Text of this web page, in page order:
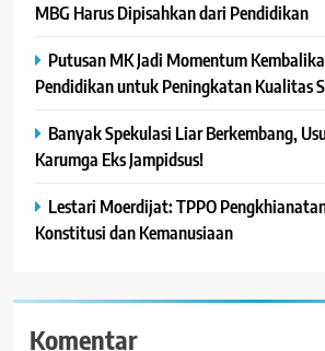
MBG Harus Dipisahkan dari Pendidikan
Putusan MK Jadi Momentum
Pendidikan untuk Peningkatan Kualitas
Banyak Spekulasi Liar Berkembang,
Karumga Eks Jampidsus!
Lestari Moerdijat: TPPO
Konstitusi dan Kemanusiaan
Komentar